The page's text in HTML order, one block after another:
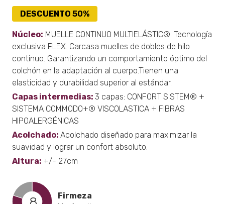
DESCUENTO 50%
Núcleo: MUELLE CONTINUO MULTIELÁSTIC®. Tecnología
exclusiva FLEX. Carcasa muelles de dobles de hilo
continuo. Garantizando un comportamiento óptimo del
colchón en la adaptación al cuerpo.Tienen una
elasticidad y durabilidad superior al estándar.
Capas intermedias: 3 capas: CONFORT SISTEM® +
SISTEMA COMMODO+® VISCOLASTICA + FIBRAS
HIPOALERGÉNICAS
Acolchado: Acolchado diseñado para maximizar la
suavidad y lograr un confort absoluto.
Altura: +/- 27cm
Firmeza